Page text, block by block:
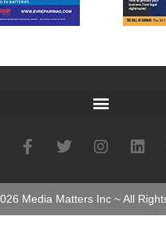
Media Matters Inc ~ All